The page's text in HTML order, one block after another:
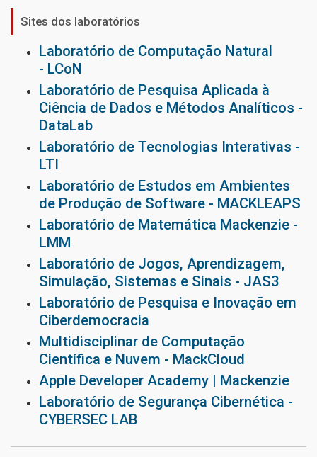
Sites dos laboratórios
Laboratório de Computação Natural
- LCoN
Laboratório de Pesquisa Aplicada à
Ciência de Dados e Métodos Analíticos -
DataLab
Laboratório de Tecnologias Interativas -
LTI
Laboratório de Estudos em Ambientes
de Produção de Software - MACKLEAPS
Laboratório de Matemática Mackenzie -
LMM
Laboratório de Jogos, Aprendizagem,
Simulação, Sistemas e Sinais - JAS3
Laboratório de Pesquisa e Inovação em
Ciberdemocracia
Multidisciplinar de Computação
Científica e Nuvem - MackCloud
Apple Developer Academy | Mackenzie
Laboratório de Segurança Cibernética -
CYBERSEC LAB